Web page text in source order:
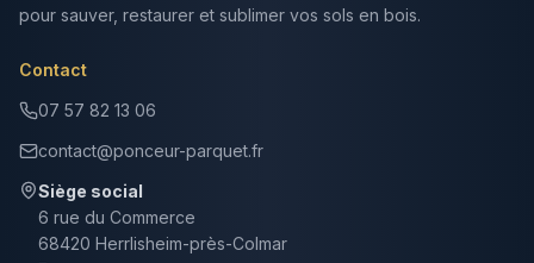
pour sauver, restaurer et sublimer vos sols en bois.
Contact
07 57 82 13 06
contact@ponceur-parquet.fr
Siège social
6 rue du Commerce
68420 Herrlisheim-près-Colmar